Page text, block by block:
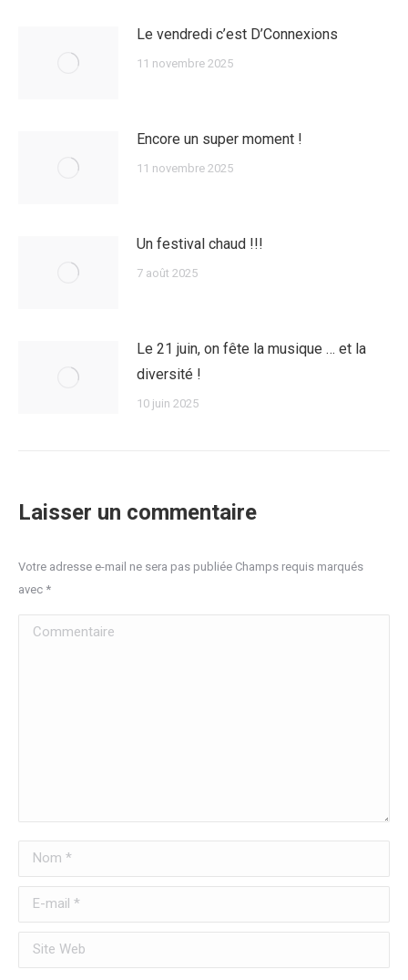
Le vendredi c’est D’Connexions
11 novembre 2025
Encore un super moment !
11 novembre 2025
Un festival chaud !!!
7 août 2025
Le 21 juin, on fête la musique … et la
diversité !
10 juin 2025
Laisser un commentaire
Votre adresse e-mail ne sera pas publiée Champs requis marqués
avec *
Commentaire
Nom *
E-mail *
Site Web